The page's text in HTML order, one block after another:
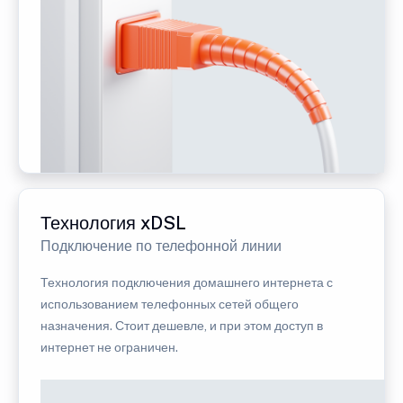
Технология xDSL
Подключение по телефонной линии
Технология подключения домашнего интернета с
использованием телефонных сетей общего
назначения. Стоит дешевле, и при этом доступ в
интернет не ограничен.